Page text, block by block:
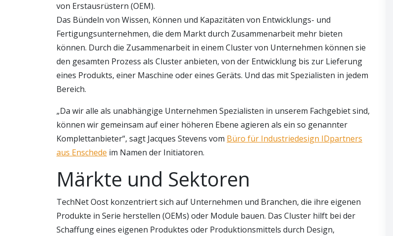
von Erstausrüstern (OEM).
Das Bündeln von Wissen, Können und Kapazitäten von Entwicklungs- und
Fertigungsunternehmen, die dem Markt durch Zusammenarbeit mehr bieten
können. Durch die Zusammenarbeit in einem Cluster von Unternehmen können sie
den gesamten Prozess als Cluster anbieten, von der Entwicklung bis zur Lieferung
eines Produkts, einer Maschine oder eines Geräts. Und das mit Spezialisten in jedem
Bereich.
„Da wir alle als unabhängige Unternehmen Spezialisten in unserem Fachgebiet sind,
können wir gemeinsam auf einer höheren Ebene agieren als ein so genannter
Komplettanbieter“, sagt Jacques Stevens vom Büro für Industriedesign IDpartners
aus Enschede im Namen der Initiatoren.
Märkte und Sektoren
TechNet Oost konzentriert sich auf Unternehmen und Branchen, die ihre eigenen
Produkte in Serie herstellen (OEMs) oder Module bauen. Das Cluster hilft bei der
Schaffung eines eigenen Produktes oder Produktionsmittels durch Design,